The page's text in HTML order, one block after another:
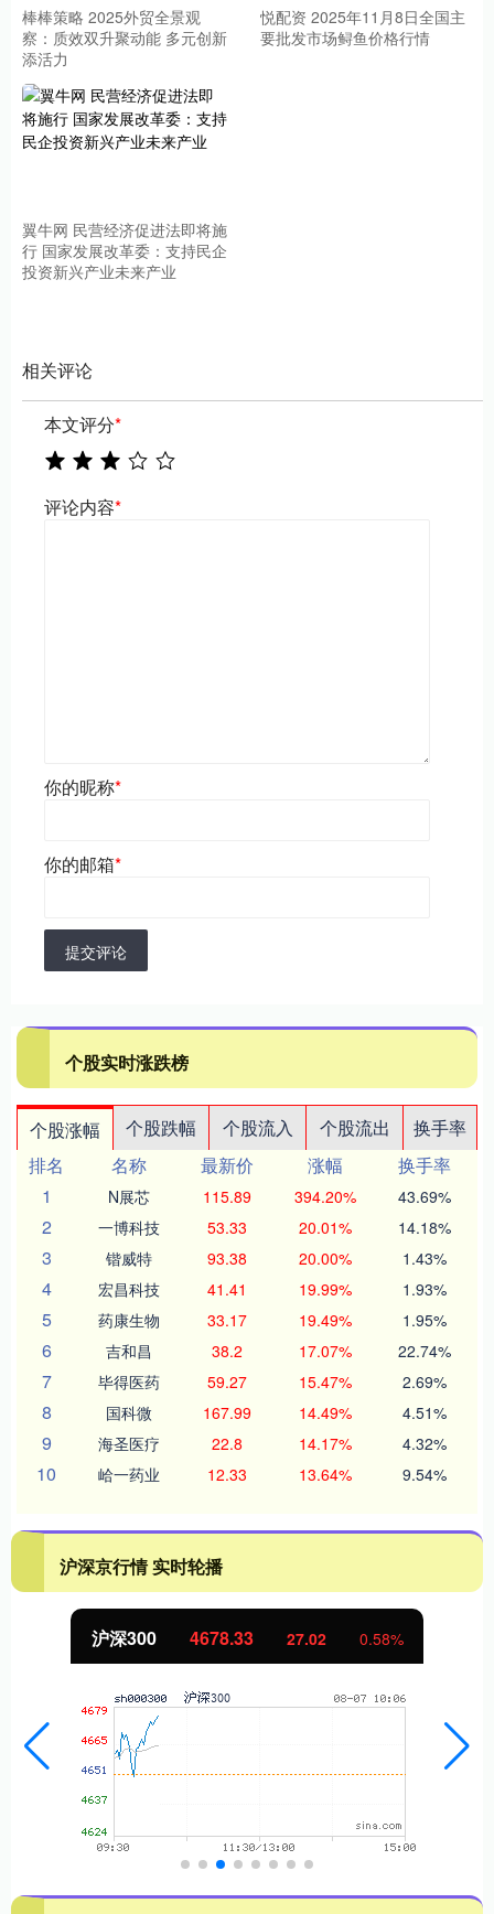
棒棒策略 2025外贸全景观
察：质效双升聚动能 多元创新
添活力
悦配资 2025年11月8日全国主
要批发市场鲟鱼价格行情
翼牛网 民营经济促进法即将施
行 国家发展改革委：支持民企
投资新兴产业未来产业
相关评论
本文评分*
评论内容*
你的昵称*
你的邮箱*
提交评论
个股实时涨跌榜
个股涨幅 个股跌幅 个股流入 个股流出
换手率
排名
名称 最新价 涨幅
换手率
1
N展芯 115.89 394.20% 43.69%
2 一博科技 53.33 20.01% 14.18%
3 锴威特 93.38 20.00% 1.43%
4 宏昌科技 41.41 19.99% 1.93%
5 药康生物 33.17 19.49% 1.95%
6 吉和昌 38.2 17.07% 22.74%
7 毕得医药 59.27 15.47% 2.69%
8 国科微 167.99 14.49% 4.51%
9 海圣医疗 22.8 14.17% 4.32%
10 峆一药业 12.33 13.64% 9.54%
沪深京行情 实时轮播
沪深300 4678.33 27.02 0.58%